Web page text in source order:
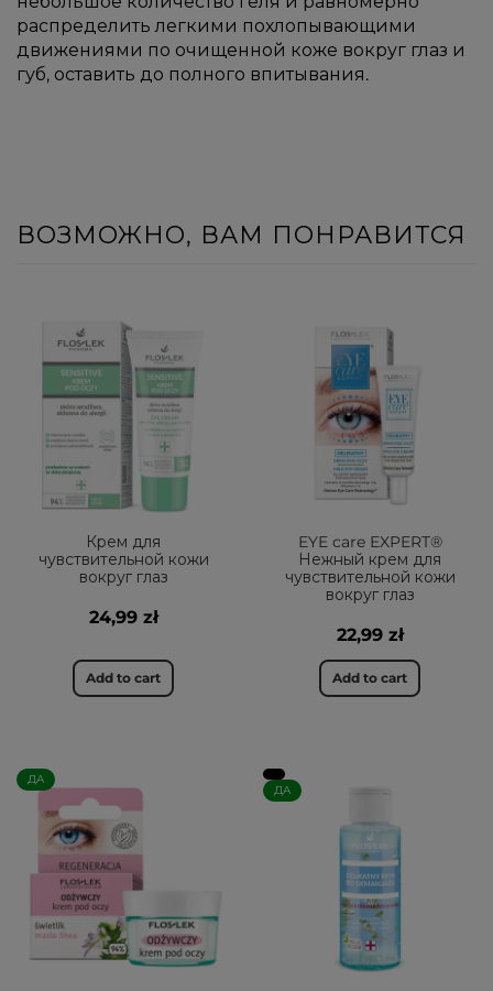
распределить легкими похлопывающими
движениями по очищенной коже вокруг глаз и
губ, оставить до полного впитывания.
ВОЗМОЖНО, ВАМ ПОНРАВИТСЯ
Крем для
чувствительной кожи
вокруг глаз
24,99 zł
Add to cart
EYE care EXPERT®
Нежный крем для
чувствительной кожи
вокруг глаз
22,99 zł
Add to cart
ДА
ДА